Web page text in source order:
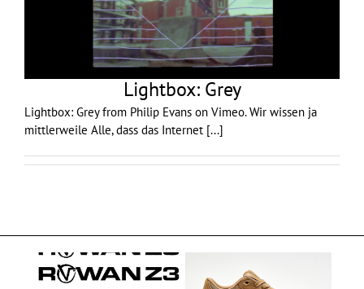
Lightbox: Grey
Lightbox: Grey from Philip Evans on Vimeo. Wir wissen ja
mittlerweile Alle, dass das Internet [...]